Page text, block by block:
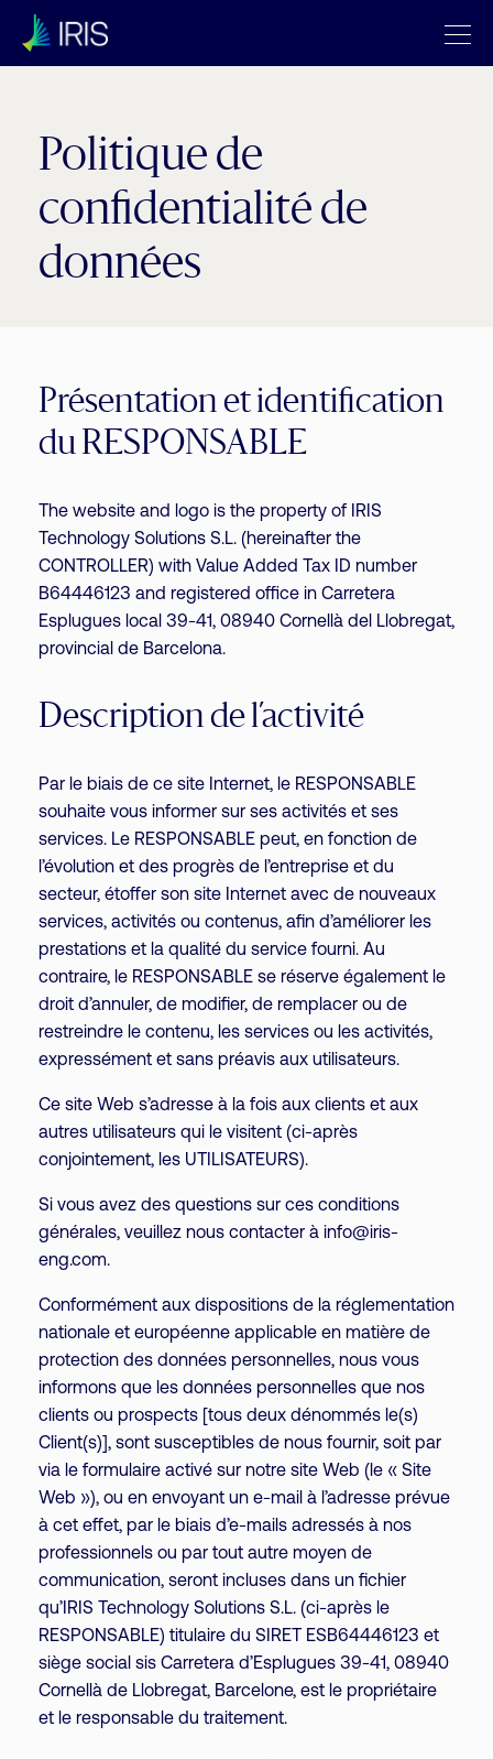
Politique de
confidentialité de
données
Présentation et identification
du RESPONSABLE
The website and logo is the property of IRIS
Technology Solutions S.L. (hereinafter the
CONTROLLER) with Value Added Tax ID number
B64446123 and registered office in Carretera
Esplugues local 39-41, 08940 Cornellà del Llobregat,
provincial de Barcelona.
Description de l’activité
Par le biais de ce site Internet, le RESPONSABLE
souhaite vous informer sur ses activités et ses
services. Le RESPONSABLE peut, en fonction de
l’évolution et des progrès de l’entreprise et du
secteur, étoffer son site Internet avec de nouveaux
services, activités ou contenus, afin d’améliorer les
prestations et la qualité du service fourni. Au
contraire, le RESPONSABLE se réserve également le
droit d’annuler, de modifier, de remplacer ou de
restreindre le contenu, les services ou les activités,
expressément et sans préavis aux utilisateurs.
Ce site Web s’adresse à la fois aux clients et aux
autres utilisateurs qui le visitent (ci-après
conjointement, les UTILISATEURS).
Si vous avez des questions sur ces conditions
générales, veuillez nous contacter à info@iris-
eng.com.
Conformément aux dispositions de la réglementation
nationale et européenne applicable en matière de
protection des données personnelles, nous vous
informons que les données personnelles que nos
clients ou prospects [tous deux dénommés le(s)
Client(s)], sont susceptibles de nous fournir, soit par
via le formulaire activé sur notre site Web (le « Site
Web »), ou en envoyant un e-mail à l’adresse prévue
à cet effet, par le biais d’e-mails adressés à nos
professionnels ou par tout autre moyen de
communication, seront incluses dans un fichier
qu’IRIS Technology Solutions S.L. (ci-après le
RESPONSABLE) titulaire du SIRET ESB64446123 et
siège social sis Carretera d’Esplugues 39-41, 08940
Cornellà de Llobregat, Barcelone, ​​est le propriétaire
et le responsable du traitement.